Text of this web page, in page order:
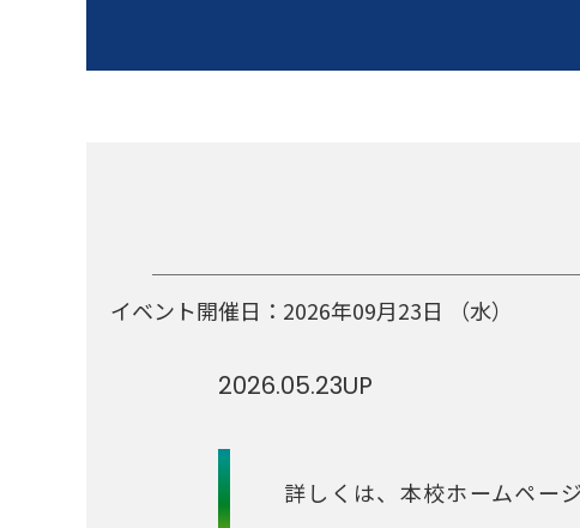
イベント開催日： 2026年09月23日 （水）
2026.05.23UP
詳しくは、本校ホームペー